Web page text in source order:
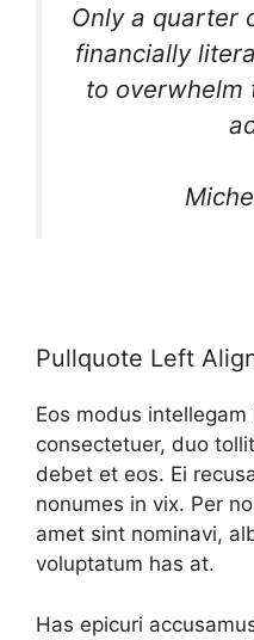
Only a quarter
financially
to overwhelm
Pullquote Left
Eos modus
consectetuer, duo
debet et eos. Ei
nonumes in vix. Per
amet sint nominavi,
voluptatum has at.
Has epicuri